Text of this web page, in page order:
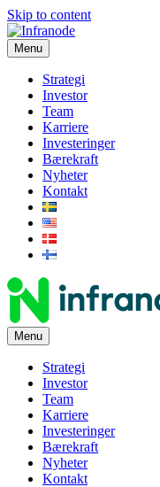
Skip to content
Menu
Strategi
Investor
Team
Karriere
Investeringer
Bærekraft
Nyheter
Kontakt
Menu
Strategi
Investor
Team
Karriere
Investeringer
Bærekraft
Nyheter
Kontakt